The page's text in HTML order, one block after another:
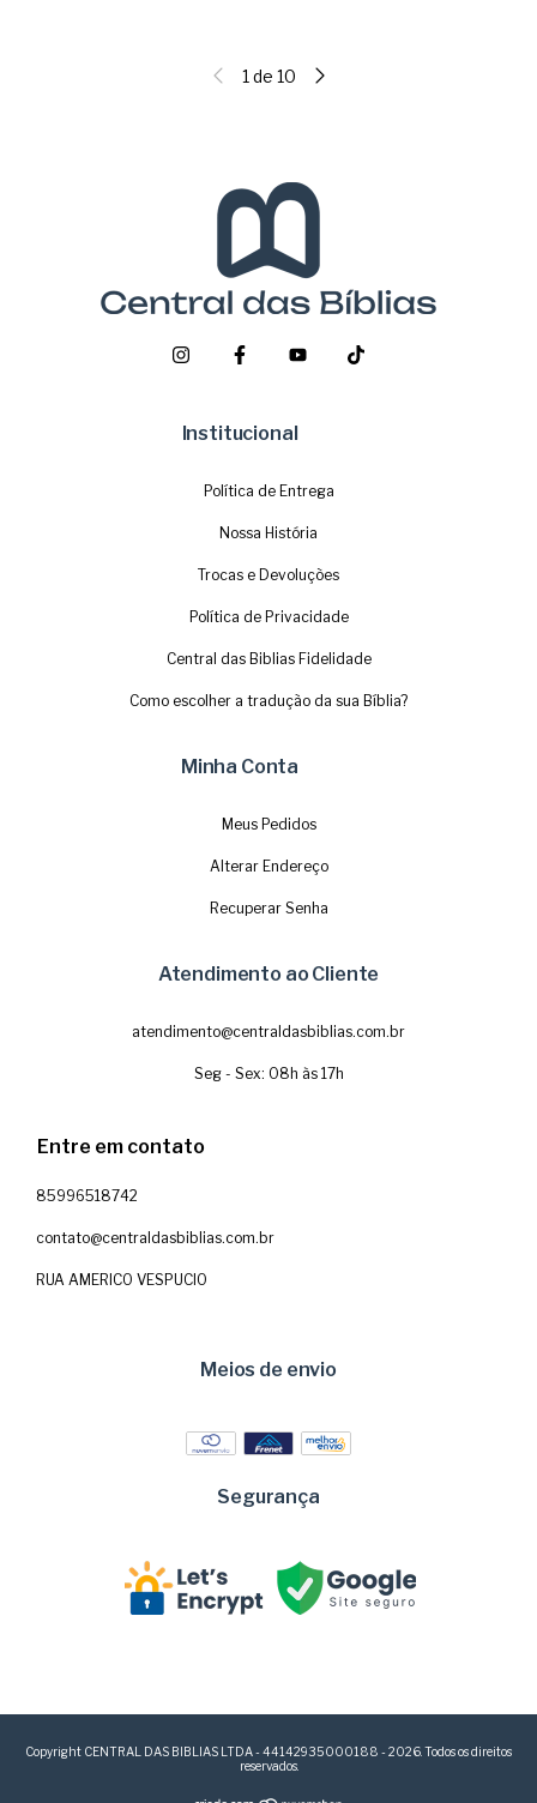
1 de 10
Institucional
Política de Entrega
Nossa História
Trocas e Devoluções
Política de Privacidade
Central das Biblias Fidelidade
Como escolher a tradução da sua Bíblia?
Minha Conta
Meus Pedidos
Alterar Endereço
Recuperar Senha
Atendimento ao Cliente
atendimento@centraldasbiblias.com.br
Seg - Sex: 08h às 17h
Entre em contato
85996518742
contato@centraldasbiblias.com.br
RUA AMERICO VESPUCIO
Meios de envio
Segurança
Copyright CENTRAL DAS BIBLIAS LTDA - 44142935000188 - 2026. Todos os direitos
reservados.